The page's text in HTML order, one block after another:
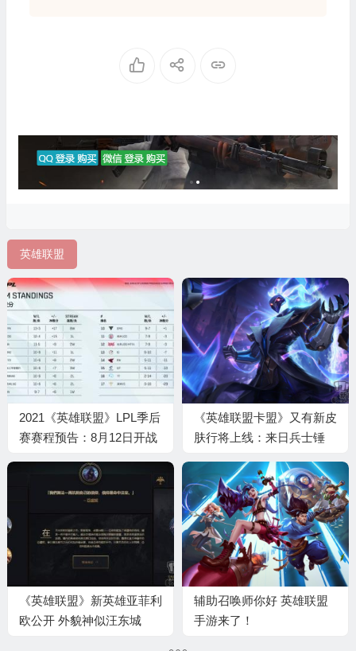
英雄联盟
2021《英雄联盟》LPL季后
赛赛程预告：8月12日开战
《英雄联盟卡盟》又有新皮
肤行将上线：来日兵士锤
《英雄联盟》新英雄亚菲利
欧公开 外貌神似汪东城
辅助召唤师你好 英雄联盟
手游来了！